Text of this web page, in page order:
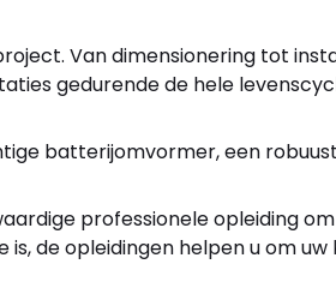
Van dimensionering tot
gedurende de hele
batterijomvormer, een
professionele opleiding
de opleidingen helpen u om uw